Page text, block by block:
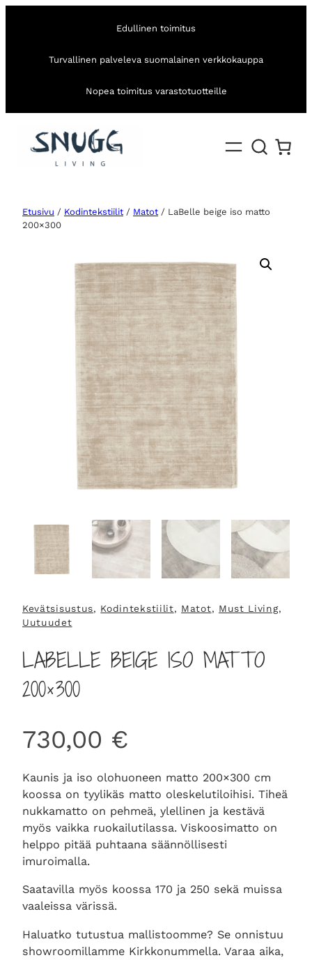
Edullinen toimitus
Turvallinen palveleva suomalainen verkkokauppa
Nopea toimitus varastotuotteille
Etusivu / Kodintekstiilit / Matot / LaBelle beige iso matto
200×300
Kevätsisustus, Kodintekstiilit, Matot, Must Living
Uutuudet
LABELLE BEIGE ISO MATTO
200×300
730,00 €
Kaunis ja iso olohuoneen matto 200×300 cm
koossa on tyylikäs matto oleskelutiloihisi. Tiheä
nukkamatto on pehmeä, ylellinen ja kestävä
myös vaikka ruokailutilassa. Viskoosimatto on
helppo pitää puhtaana säännöllisesti
imuroimalla.
Saatavilla myös koossa 170 ja 250 sekä muissa
vaaleissa värissä.
Haluatko tutustua mallistoomme? Se onnistuu
showroomillamme Kirkkonummella. Varaa aika,